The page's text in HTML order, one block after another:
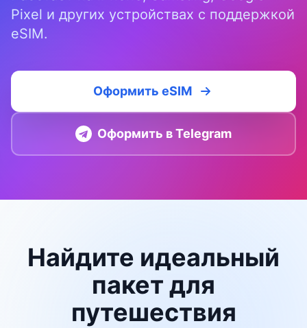
Pixel и других устройствах с поддержкой
eSIM.
Оформить eSIM
Оформить в Telegram
Найдите идеальный
пакет для
путешествия